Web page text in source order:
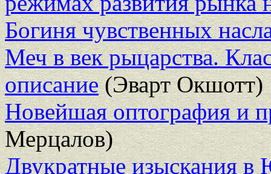
Богиня чувственных
Меч в век рыцарства.
описание(Эварт Окшотт)
Новейшая оптография и
Мерцалов)
Двукратные изыскания